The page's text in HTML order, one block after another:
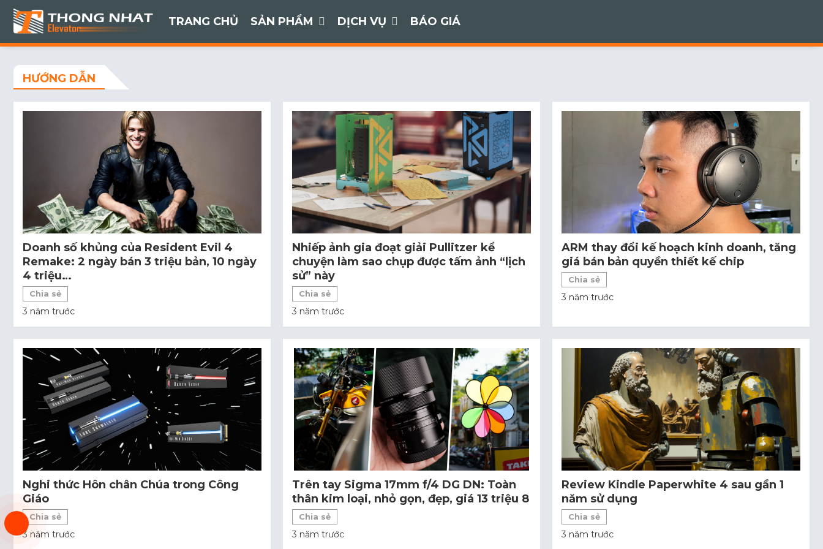
TRANG CHỦ SẢN PHẨM DỊCH VỤ BÁO GIÁ
HƯỚNG DẪN
Doanh số khủng của Resident Evil 4
Remake: 2 ngày bán 3 triệu bản, 10 ngày
4 triệu…
Chia sẻ
3 năm trước
Nhiếp ảnh gia đoạt giải Pullitzer kể
chuyện làm sao chụp được tấm ảnh “lịch
sử” này
Chia sẻ
3 năm trước
ARM thay đổi kế hoạch kinh doanh, tăng
giá bán bản quyền thiết kế chip
Chia sẻ
3 năm trước
Nghi thức Hôn chân Chúa trong Công
Giáo
Chia sẻ
3 năm trước
Trên tay Sigma 17mm f/4 DG DN: Toàn
thân kim loại, nhỏ gọn, đẹp, giá 13 triệu 8
Chia sẻ
3 năm trước
Review Kindle Paperwhite 4 sau gần 1
năm sử dụng
Chia sẻ
3 năm trước